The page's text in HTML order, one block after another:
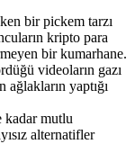
bir pickem tarzı
kripto para
bir kumarhane.
videoların gazı
ağlakların yaptığı
kadar mutlu
alternatifler